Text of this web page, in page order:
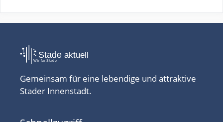
Gemeinsam für eine lebendige und attraktive
Stader Innenstadt.